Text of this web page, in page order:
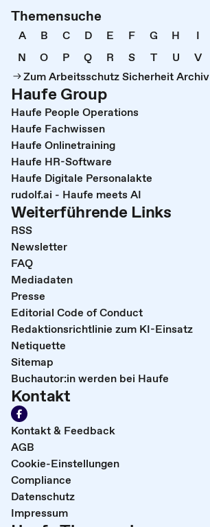
Themensuche
A B C D E F G H I
N
O P Q R S T U V
Zum Arbeitsschutz Sicherheit Archiv
Haufe Group
Haufe People Operations
Haufe Fachwissen
Haufe Onlinetraining
Haufe HR-Software
Haufe Digitale Personalakte
rudolf.ai - Haufe meets AI
Weiterführende Links
RSS
Newsletter
FAQ
Mediadaten
Presse
Editorial Code of Conduct
Redaktionsrichtlinie zum KI-Einsatz
Netiquette
Sitemap
Buchautor:in werden bei Haufe
Kontakt
Kontakt & Feedback
AGB
Cookie-Einstellungen
Compliance
Datenschutz
Impressum